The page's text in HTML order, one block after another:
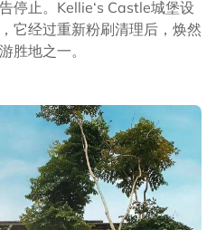
停止。Kellie‘s Castle城堡设
它经过重新粉刷清理后，焕然
胜地之一。